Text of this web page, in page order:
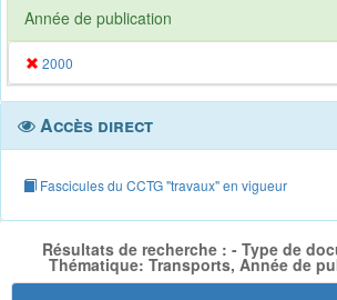
Année de publication
2000
Accès direct
Fascicules du CCTG "travaux" en vigueur
Résultats de recherche : - Type de
Thématique: Transports, Année de